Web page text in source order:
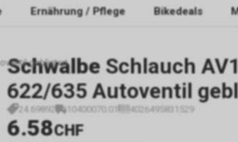
Ernährung / Pflege Bikedeals
geblistert
Schwalbe Schlauch
622/635 Autoventil
24.69892 10400070.01 4026495831529
6.58CHF